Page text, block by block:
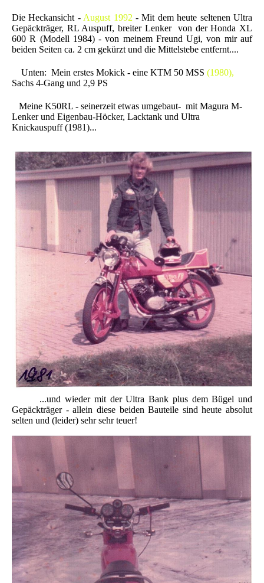
Die Heckansicht - August 1992 - Mit dem heute seltenen Ultra
Gepäckträger, RL Auspuff, breiter Lenker von der Honda XL
600 R (Modell 1984) - von meinem Freund Ugi, von mir auf
beiden Seiten ca. 2 cm gekürzt und die Mittelstebe entfernt....
Unten: Mein erstes Mokick - eine KTM 50 MSS (1980),
Sachs 4-Gang und 2,9 PS
Meine K50RL - seinerzeit etwas umgebaut- mit Magura M-
Lenker und Eigenbau-Höcker, Lacktank und Ultra
Knickauspuff (1981)...
...und wieder mit der Ultra Bank plus dem Bügel und
Gepäckträger - allein diese beiden Bauteile sind heute absolut
selten und (leider) sehr sehr teuer!